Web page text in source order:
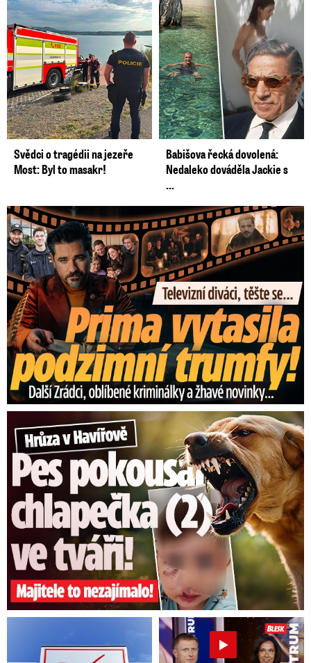
Svědci o tragédii na jezeře
Most: Byl to masakr!
Babišova řecká dovolená:
Nedaleko dováděla Jackie s
...
Prima vytasila podzimní trumfy! Další Zrádci a žhavé novinky
Hrůza v Havířově: Pes pokousal chlapečka (2) ve tváři!